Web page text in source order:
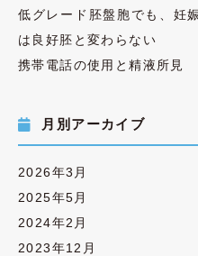
低グレード胚盤胞でも、妊
は良好胚と変わらない
携帯電話の使用と精液所見
月別アーカイブ
2026年3月
2025年5月
2024年2月
2023年12月